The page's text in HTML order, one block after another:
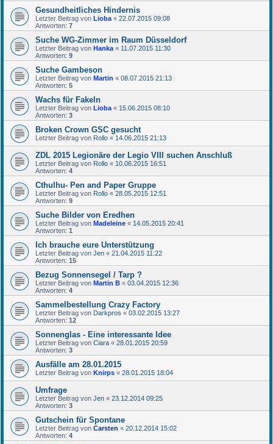
Gesundheitliches Hindernis
Letzter Beitrag von Lioba « 22.07.2015 09:08
Antworten: 7
Suche WG-Zimmer im Raum Düsseldorf
Letzter Beitrag von Hanka « 11.07.2015 11:30
Antworten: 9
Suche Gambeson
Letzter Beitrag von Martin « 08.07.2015 21:13
Antworten: 5
Wachs für Fakeln
Letzter Beitrag von Lioba « 15.06.2015 08:10
Antworten: 3
Broken Crown GSC gesucht
Letzter Beitrag von Rollo « 14.06.2015 21:13
ZDL 2015 Legionäre der Legio VIII suchen Anschluß
Letzter Beitrag von Rollo « 10.06.2015 16:51
Antworten: 4
Cthulhu- Pen and Paper Gruppe
Letzter Beitrag von Rollo « 28.05.2015 12:51
Antworten: 9
Suche Bilder von Eredhen
Letzter Beitrag von Madeleine « 14.05.2015 20:41
Antworten: 1
Ich brauche eure Unterstützung
Letzter Beitrag von Jen « 21.04.2015 11:22
Antworten: 15
Bezug Sonnensegel / Tarp ?
Letzter Beitrag von Martin B « 03.04.2015 12:36
Antworten: 4
Sammelbestellung Crazy Factory
Letzter Beitrag von Darkpros « 03.02.2015 13:27
Antworten: 12
Sonnenglas - Eine interessante Idee
Letzter Beitrag von Ciara « 28.01.2015 20:59
Antworten: 3
Ausfälle am 28.01.2015
Letzter Beitrag von Knirps « 28.01.2015 18:04
Umfrage
Letzter Beitrag von Jen « 23.12.2014 09:25
Antworten: 3
Gutschein für Spontane
Letzter Beitrag von Carsten « 20.12.2014 15:02
Antworten: 4